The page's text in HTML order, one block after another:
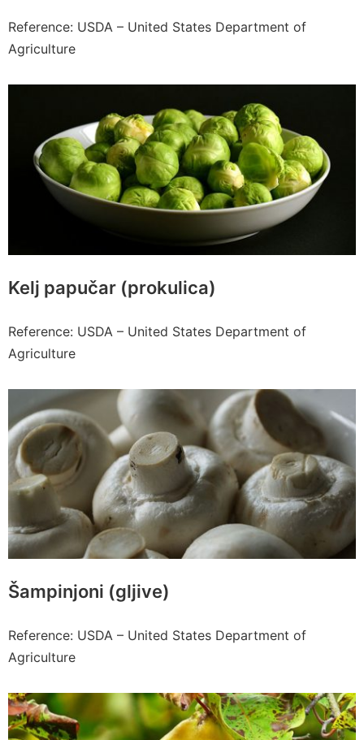
Reference: USDA – United States Department of
Agriculture
Kelj papučar (prokulica)
Reference: USDA – United States Department of
Agriculture
Šampinjoni (gljive)
Reference: USDA – United States Department of
Agriculture